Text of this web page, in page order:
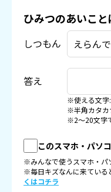
ひみつのあいこ
しつもん
答え
※使える文字
※半角カタカ
※2〜20文字
このスマホ・パソ
※みんなで使うスマホ・パ
※毎日キズなんに来ている
くはコチラ